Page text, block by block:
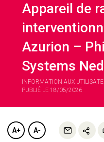
Appareil de
Azurion –
Systems
INFORMATION AUX
PUBLIÉ LE 18/05/2026
A+ A-